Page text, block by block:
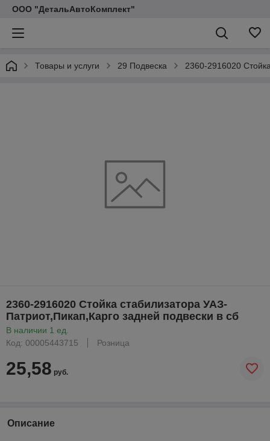
ООО "ДетальАвтоКомплект"
Товары и услуги 29 Подвеска 2360-2916020
2360-2916020 Стойка стабилизатора УАЗ-
Патриот,Пикап,Карго задней подвески в сб
В наличии 1 ед.
Код: 00005443715
Розница
25,58 руб.
Описание